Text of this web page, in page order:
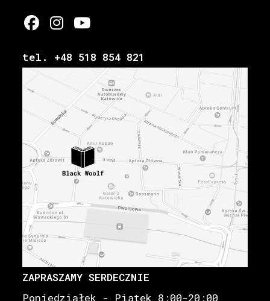
tel. +48 518 854 821
ZAPRASZAMY SERDECZNIE
Poniedziałek - Piątek 8:00-20:00